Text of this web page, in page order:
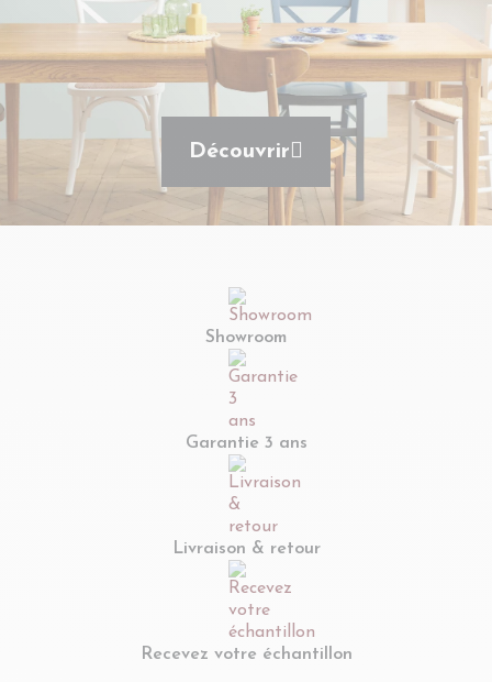
Découvrir
Showroom
Garantie 3 ans
Livraison & retour
Recevez votre échantillon